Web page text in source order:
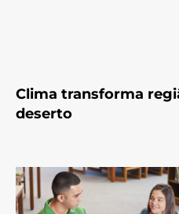
Clima transforma
deserto